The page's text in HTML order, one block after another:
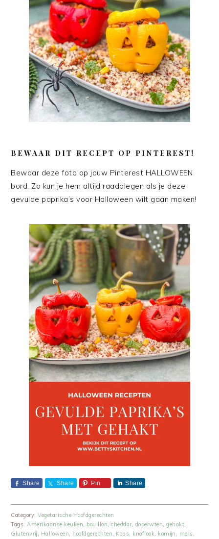
BEWAAR DIT RECEPT OP PINTEREST!
Bewaar deze foto op jouw Pinterest HALLOWEEN
bord. Zo kun je hem altijd raadplegen als je deze
gevulde paprika’s voor Halloween wilt gaan maken!
Share Share Pin Share
Category:Vegetarische Hoofdgerechten
Tags:Amerikaanse keuken, bouillon,cheddar, doperwten,gehakt,
Glutenvrij , Halloween, hoofdgerechten, Kaas, knoflook, komijn , mais ,